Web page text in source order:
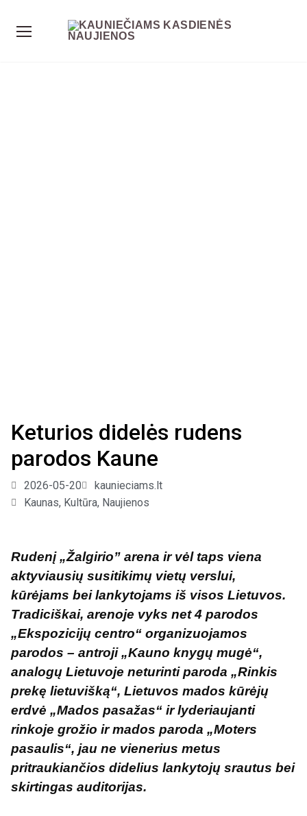
Keturios didelės rudens
parodos Kaune
2026-05-20
kaunieciams.lt
Kaunas, Kultūra, Naujienos
Rudenį „Žalgirio” arena ir vėl taps viena
aktyviausių susitikimų vietų verslui,
kūrėjams bei lankytojams iš visos Lietuvos.
Tradiciškai, arenoje vyks net 4 parodos
„Ekspozicijų centro“ organizuojamos
parodos – antroji „Kauno knygų mugė“,
analogų Lietuvoje neturinti paroda „Rinkis
prekę lietuvišką“, Lietuvos mados kūrėjų
erdvė „Mados pasažas“ ir lyderiaujanti
rinkoje grožio ir mados paroda „Moters
pasaulis“, jau ne vienerius metus
pritraukiančios didelius lankytojų srautus bei
skirtingas auditorijas.